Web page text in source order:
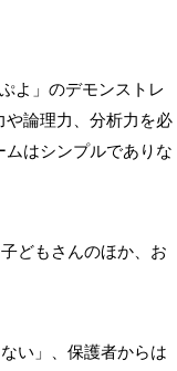
よ」のデモンストレ
や論理力、分析力を必
はシンプルでありな
どもさんのほか、お
い」、保護者からは